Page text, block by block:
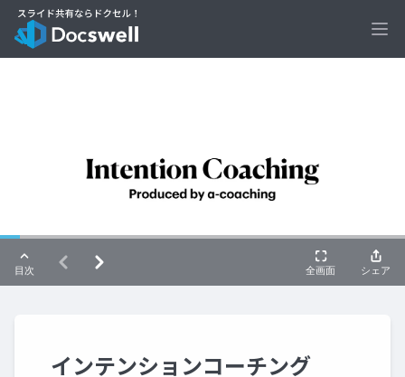
インテンションコーチング